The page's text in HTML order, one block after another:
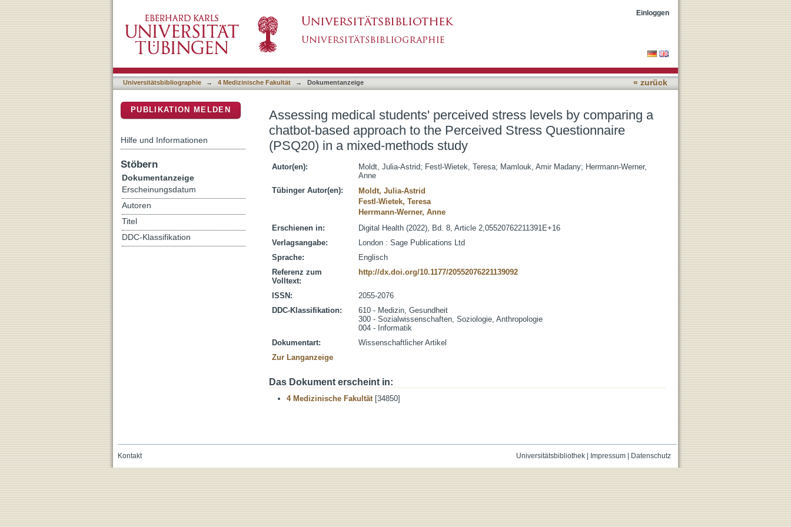
Assessing medical students' perceived stress levels by comparing a chatbot-based approach to
the Perceived Stress Questionnaire (PSQ20) in a mixed-methods study
Einloggen
Universitätsbibliographie → 4 Medizinische Fakultät → Dokumentanzeige « zurück
Assessing medical students' perceived stress levels by comparing a
chatbot-based approach to the Perceived Stress Questionnaire
(PSQ20) in a mixed-methods study
Autor(en): Moldt, Julia-Astrid; Festl-Wietek, Teresa; Mamlouk, Amir Madany; Herrmann-Werner,
Anne
Tübinger Autor(en):
Moldt, Julia-Astrid
Festl-Wietek, Teresa
Herrmann-Werner, Anne
Erschienen in:
Digital Health (2022), Bd. 8, Article 2,05520762211391E+16
Verlagsangabe:
London : Sage Publications Ltd
Sprache:
Englisch
Referenz zum
Volltext:
http://dx.doi.org/10.1177/20552076221139092
ISSN:
2055-2076
DDC-Klassifikation:
610 - Medizin, Gesundheit
300 - Sozialwissenschaften, Soziologie, Anthropologie
004 - Informatik
Dokumentart:
Wissenschaftlicher Artikel
Zur Langanzeige
Das Dokument erscheint in:
4 Medizinische Fakultät[34850]
PUBLIKATION MELDEN
Hilfe und Informationen
Stöbern
Dokumentanzeige
Erscheinungsdatum
Autoren
Titel
DDC-Klassifikation
Universitätsbibliothek| Impressum| Datenschutz
Kontakt